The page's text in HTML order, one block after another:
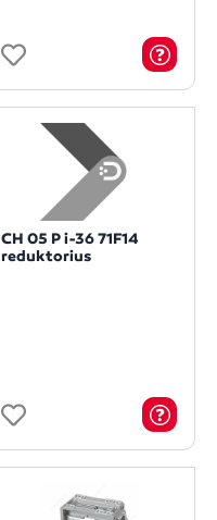
CH 05 P i-36 71F14
reduktorius